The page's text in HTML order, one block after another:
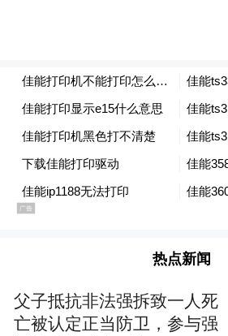
热点新闻
父子抵抗非法强拆致一人死
亡被认定正当防卫，参与强